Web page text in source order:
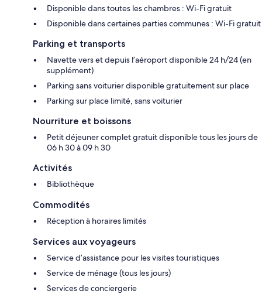
Disponible dans toutes les chambres : Wi-Fi gratuit
Disponible dans certaines parties communes : Wi-Fi gratuit
Parking et transports
Navette vers et depuis l’aéroport disponible 24 h/24 (en
supplément)
Parking sans voiturier disponible gratuitement sur place
Parking sur place limité, sans voiturier
Nourriture et boissons
Petit déjeuner complet gratuit disponible tous les jours de
06 h 30 à 09 h 30
Activités
Bibliothèque
Commodités
Réception à horaires limités
Services aux voyageurs
Service d’assistance pour les visites touristiques
Service de ménage (tous les jours)
Services de conciergerie